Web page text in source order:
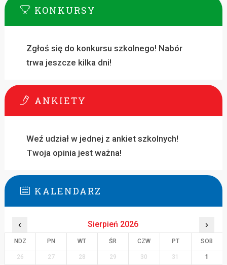
KONKURSY
Zgłoś się do konkursu szkolnego! Nabór
trwa jeszcze kilka dni!
ANKIETY
Weź udział w jednej z ankiet szkolnych!
Twoja opinia jest ważna!
KALENDARZ
‹ Sierpień 2026 ›
NDZ PN WT ŚR CZW PT SOB
26 27 28 29 30 31
1